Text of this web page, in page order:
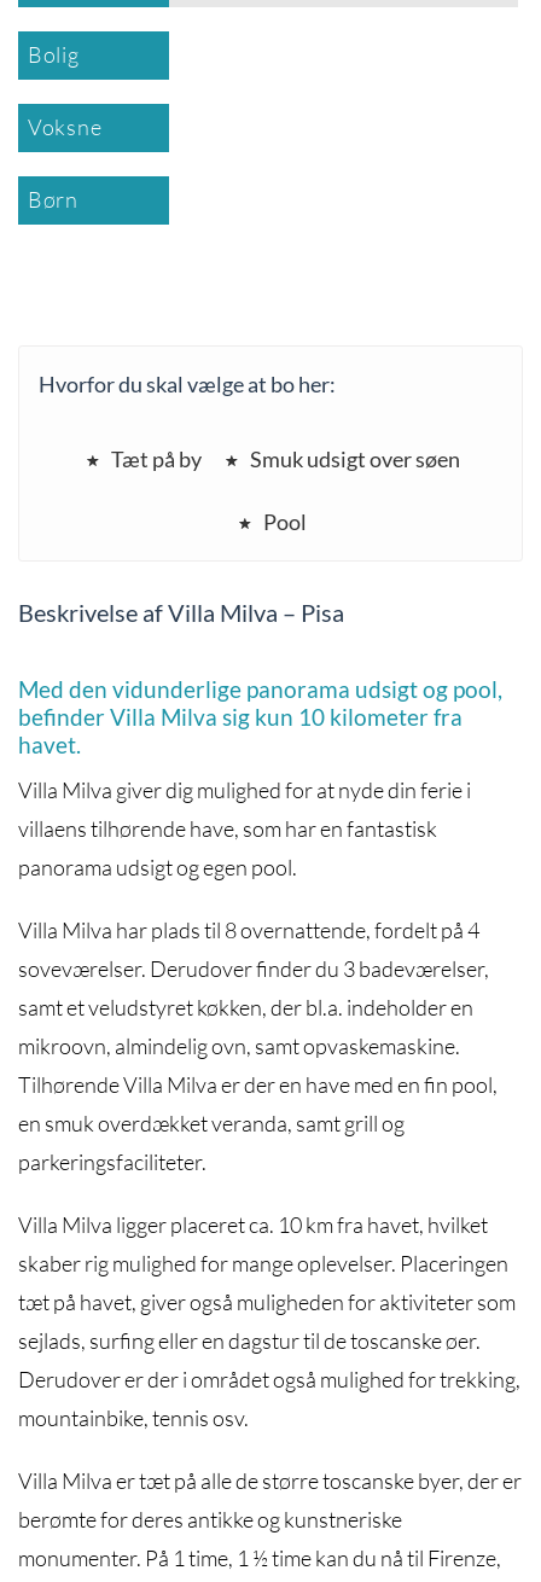
Bolig
Voksne
Børn
Hvorfor du skal vælge at bo her:
Tæt på by Smuk udsigt over søen
Pool
Beskrivelse af Villa Milva – Pisa
Med den vidunderlige panorama udsigt og pool,
befinder Villa Milva sig kun 10 kilometer fra
havet.
Villa Milva giver dig mulighed for at nyde din ferie i
villaens tilhørende have, som har en fantastisk
panorama udsigt og egen pool.
Villa Milva har plads til 8 overnattende, fordelt på 4
soveværelser. Derudover finder du 3 badeværelser,
samt et veludstyret køkken, der bl.a. indeholder en
mikroovn, almindelig ovn, samt opvaskemaskine.
Tilhørende Villa Milva er der en have med en fin pool,
en smuk overdækket veranda, samt grill og
parkeringsfaciliteter.
Villa Milva ligger placeret ca. 10 km fra havet, hvilket
skaber rig mulighed for mange oplevelser. Placeringen
tæt på havet, giver også muligheden for aktiviteter som
sejlads, surfing eller en dagstur til de toscanske øer.
Derudover er der i området også mulighed for trekking,
mountainbike, tennis osv.
Villa Milva er tæt på alle de større toscanske byer, der er
berømte for deres antikke og kunstneriske
monumenter. På 1 time, 1 ½ timekan du nå til Firenze,